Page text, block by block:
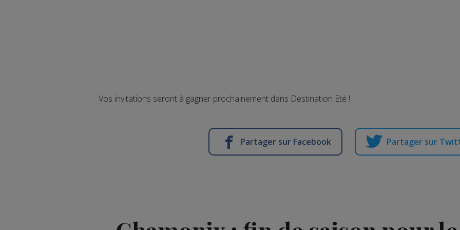
Vos invitations seront à gagner prochainement dans Destination Eté !
Partager sur Facebook Partager sur